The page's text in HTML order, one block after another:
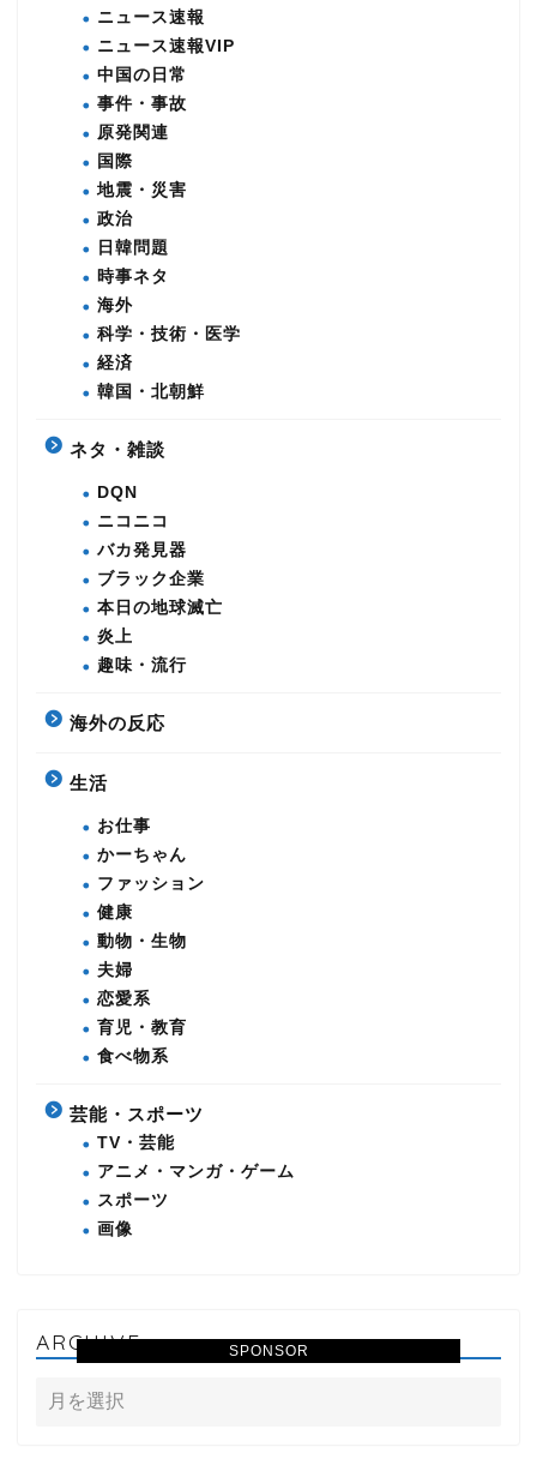
SPONSOR
ニュース速報
ニュース速報VIP
中国の日常
事件・事故
原発関連
国際
地震・災害
政治
日韓問題
時事ネタ
海外
科学・技術・医学
経済
韓国・北朝鮮
ネタ・雑談
DQN
ニコニコ
バカ発見器
ブラック企業
本日の地球滅亡
炎上
趣味・流行
海外の反応
生活
お仕事
かーちゃん
ファッション
健康
動物・生物
夫婦
恋愛系
育児・教育
食べ物系
芸能・スポーツ
TV・芸能
アニメ・マンガ・ゲーム
スポーツ
画像
ARCHIVE